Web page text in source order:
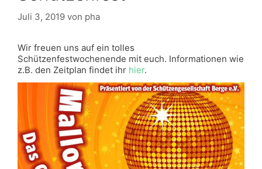
Juli 3, 2019 von pha
Wir freuen uns auf ein tolles
Schützenfestwochenende mit euch. Informationen wie
z.B. den Zeitplan findet ihr hier.